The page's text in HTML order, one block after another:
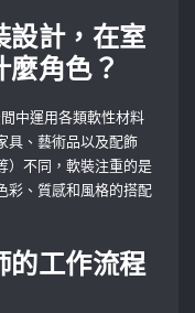
設計，在室
麼角色？
中運用各類軟性材料
具、藝術品以及配飾
）不同，軟裝注重的是
彩、質感和風格的搭配
的工作流程